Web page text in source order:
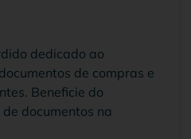
dedicado ao
de compras e
Beneficie do
documentos na